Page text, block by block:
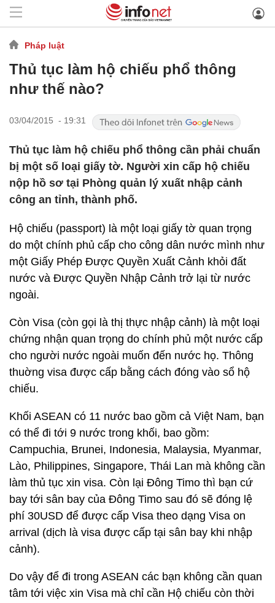
Pháp luật
Thủ tục làm hộ chiếu phổ thông
như thế nào?
03/04/2015 - 19:31
Thủ tục làm hộ chiếu phổ thông cần phải chuẩn
bị một số loại giấy tờ. Người xin cấp hộ chiếu
nộp hồ sơ tại Phòng quản lý xuất nhập cảnh
công an tỉnh, thành phố.
Hộ chiếu (passport) là một loại giấy tờ quan trọng
do một chính phủ cấp cho công dân nước mình như
một Giấy Phép Ðược Quyền Xuất Cảnh khỏi đất
nước và Ðược Quyền Nhập Cảnh trở lại từ nước
ngoài.
Còn Visa (còn gọi là thị thực nhập cảnh) là một loại
chứng nhận quan trọng do chính phủ một nước cấp
cho người nước ngoài muốn đến nước họ. Thông
thuờng visa được cấp bằng cách đóng vào sổ hộ
chiếu.
Khối ASEAN có 11 nước bao gồm cả Việt Nam, bạn
có thể đi tới 9 nước trong khối, bao gồm:
Campuchia, Brunei, Indonesia, Malaysia, Myanmar,
Lào, Philippines, Singapore, Thái Lan mà không cần
làm thủ tục xin visa. Còn lại Đông Timo thì bạn cứ
bay tới sân bay của Đông Timo sau đó sẽ đóng lệ
phí 30USD để được cấp Visa theo dạng Visa on
arrival (dịch là visa được cấp tại sân bay khi nhập
cảnh).
Do vậy để đi trong ASEAN các bạn không cần quan
tâm tới việc xin Visa mà chỉ cần Hộ chiếu còn thời